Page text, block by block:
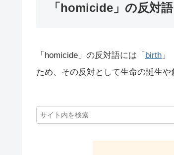
「homicide」の反対
「homicide」の反対語には「 birth 」
ため、その反対として生命の誕生や